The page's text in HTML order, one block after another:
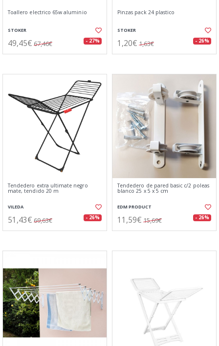
Toallero electrico 65w aluminio
STOKER
49,45€ 67,46€ - 27%
Pinzas pack 24 plastico
STOKER
1,20€ 1,63€ - 26%
Tendedero extra ultimate negro
mate, tendido 20 m
VILEDA
51,43€ 69,63€ - 26%
Tendedero de pared basic c/2 poleas
blanco 25 x 5 x 5 cm
EDM PRODUCT
11,59€ 15,69€ - 26%